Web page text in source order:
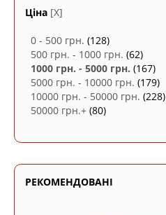
Ціна [X]
0 - 500 грн. (128)
500 грн. - 1000 грн. (62)
1000 грн. - 5000 грн. (167)
5000 грн. - 10000 грн. (179)
10000 грн. - 50000 грн. (228)
50000 грн.+ (80)
РЕКОМЕНДОВАНІ